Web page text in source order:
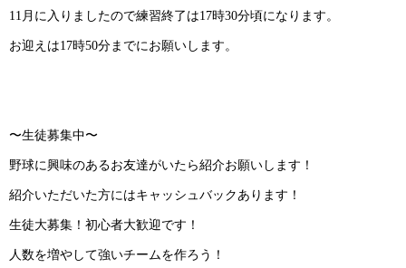
11月に入りましたので練習終了は17時30分頃になります。
お迎えは17時50分までにお願いします。
〜生徒募集中〜
野球に興味のあるお友達がいたら紹介お願いします！
紹介いただいた方にはキャッシュバックあります！
生徒大募集！初心者大歓迎です！
人数を増やして強いチームを作ろう！